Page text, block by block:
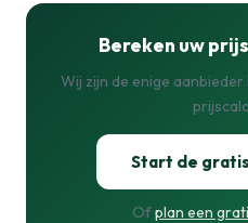
Bereken uw
Wij zijn de enige
Start de
Ofplan een